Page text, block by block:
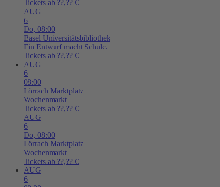
Tickets ab ??,?? €
AUG
6
Do, 08:00
Basel Universitätsbibliothek
Ein Entwurf macht Schule.
Tickets ab ??,?? €
AUG
6
08:00
Lörrach Marktplatz
Wochenmarkt
Tickets ab ??,?? €
AUG
6
Do, 08:00
Lörrach Marktplatz
Wochenmarkt
Tickets ab ??,?? €
AUG
6